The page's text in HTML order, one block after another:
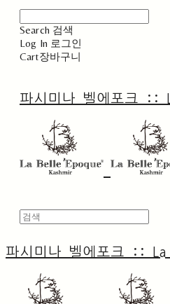
Search 검색
Log In 로그인
Cart장바구니
파시미나 벨에포크 ::
파시미나 벨에포크 :: La